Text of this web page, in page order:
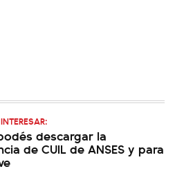
descargar la
de CUIL de ANSES y para